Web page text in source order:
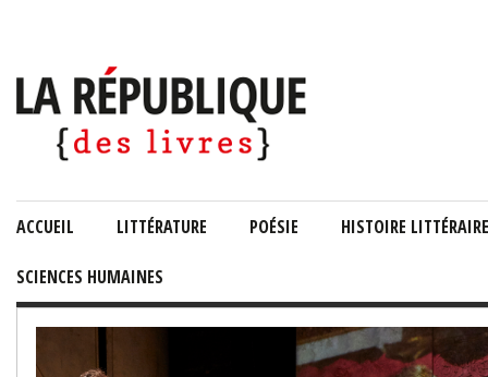
ACCUEIL LITTÉRATURE POÉSIE HISTOIRE LITTÉRAIRE
SCIENCES HUMAINES